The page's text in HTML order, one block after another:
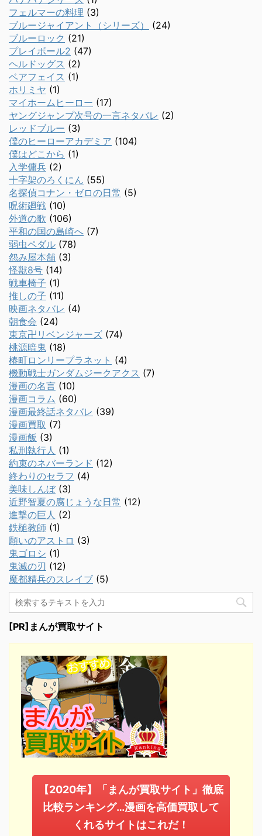
フェルマーの料理 (3)
ブルージャイアント（シリーズ）
(24)
ブルーロック (21)
プレイボール2 (47)
ヘルドッグス (2)
ベアフェイス (1)
ホリミヤ (1)
マイホームヒーロー (17)
ヤングジャンプ次号の一言ネタバレ (2)
レッドブルー (3)
僕のヒーローアカデミア (104)
僕はどこから (1)
入学傭兵 (2)
十字架のろくにん (55)
名探偵コナン・ゼロの日常 (5)
呪術廻戦 (10)
外道の歌 (106)
平和の国の島崎へ (7)
弱虫ペダル (78)
怨み屋本舗 (3)
怪獣8号 (14)
戦車椅子 (1)
推しの子 (11)
映画ネタバレ (4)
朝食会 (24)
東京卍リベンジャーズ (74)
桃源暗鬼 (18)
椿町ロンリープラネット (4)
機動戦士ガンダムジークアクス (7)
漫画の名言 (10)
漫画コラム (60)
漫画最終話ネタバレ (39)
漫画買取 (7)
漫画飯 (3)
私刑執行人 (1)
約束のネバーランド (12)
終わりのセラフ (4)
美味しんぼ(3)
近野智夏の腐じょうな日常 (12)
進撃の巨人 (2)
鉄槌教師 (1)
願いのアストロ (3)
鬼ゴロシ (1)
鬼滅の刃 (12)
魔都精兵のスレイブ (5)
[PR]まんが買取サイト
【2020年】「まんが買取サイト」徹底
比較ランキング…漫画を高価買取して
くれるサイトはこれだ！